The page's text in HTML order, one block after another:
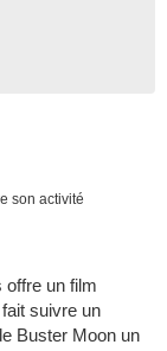
son activité
offre un film
suivre un
Buster Moon un